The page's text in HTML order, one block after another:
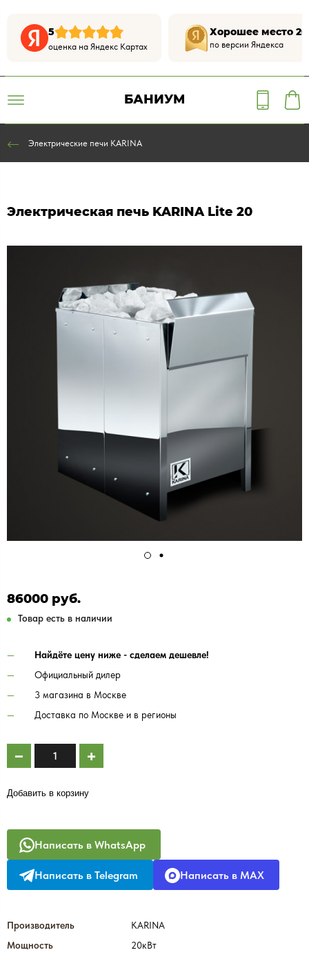
5
оценка на Яндекс Картах
Хорошее место
по версии Яндекса
БАНИУМ
Электрические печи KARINA
Электрическая печь KARINA Lite 20
86000 руб.
Товар есть в наличии
Найдёте цену ниже - сделаем дешевле!
Официальный дилер
3 магазина в Москве
Доставка по Москве и в регионы
Добавить в корзину
Написать в WhatsApp
Написать в Telegram Написать в MAX
Производитель
KARINA
Мощность
20кВт